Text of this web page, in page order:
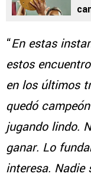
“En estas
estos
en los últimos
quedó
jugando lindo.
ganar. Lo
interesa. Nadie